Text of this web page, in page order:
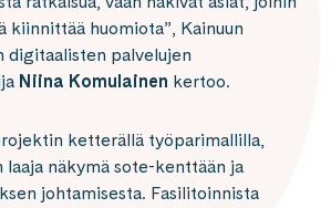
kiinnittää huomiota”, Kainuun
digitaalisten palvelujen
Niina Komulainen kertoo.
ketterällä työparimallilla,
näkymä sote-kenttään ja
johtamisesta. Fasilitoinnista